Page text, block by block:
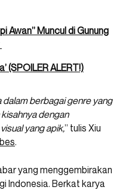
Awan” Muncul di Gunung
(SPOILER ALERT!)
berbagai genre yang
dengan
yang apik,” tulis Xiu
.
yang menggembirakan
Indonesia. Berkat karya